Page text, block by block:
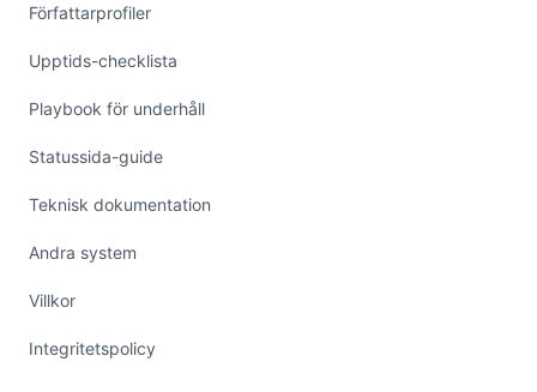
Författarprofiler
Upptids-checklista
Playbook för underhåll
Statussida-guide
Teknisk dokumentation
Andra system
Villkor
Integritetspolicy